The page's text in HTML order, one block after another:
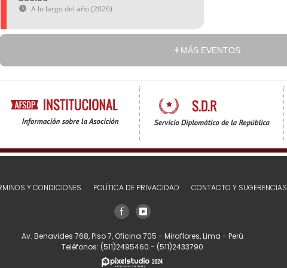
A lo largo del año (2026)
MÁS EVENTOS
Y CONDICIONES POLÍTICA DE PRIVACIDAD CONTACTO Y SUGERENCIAS
Av. Benavides 768, Piso 7, Oficina 705 - Miraflores, Lima - Perú
Teléfonos: (511)2495460 - (511)2433790